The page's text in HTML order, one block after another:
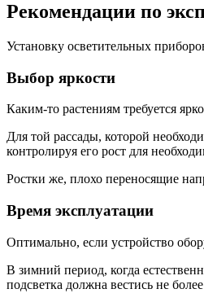
Рекомендации по
Установку осветительных
Выбор яркости
Каким-то растениям требуется
Для той рассады, которой
контролируя его рост для
Ростки же, плохо переносящие
Время эксплуатации
Оптимально, если устройство
В зимний период, когда
подсветка должна вестись не